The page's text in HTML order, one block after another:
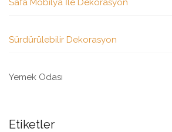
Safa Mobilya İle Dekorasyon
Sürdürülebilir Dekorasyon
Yemek Odası
Etiketler